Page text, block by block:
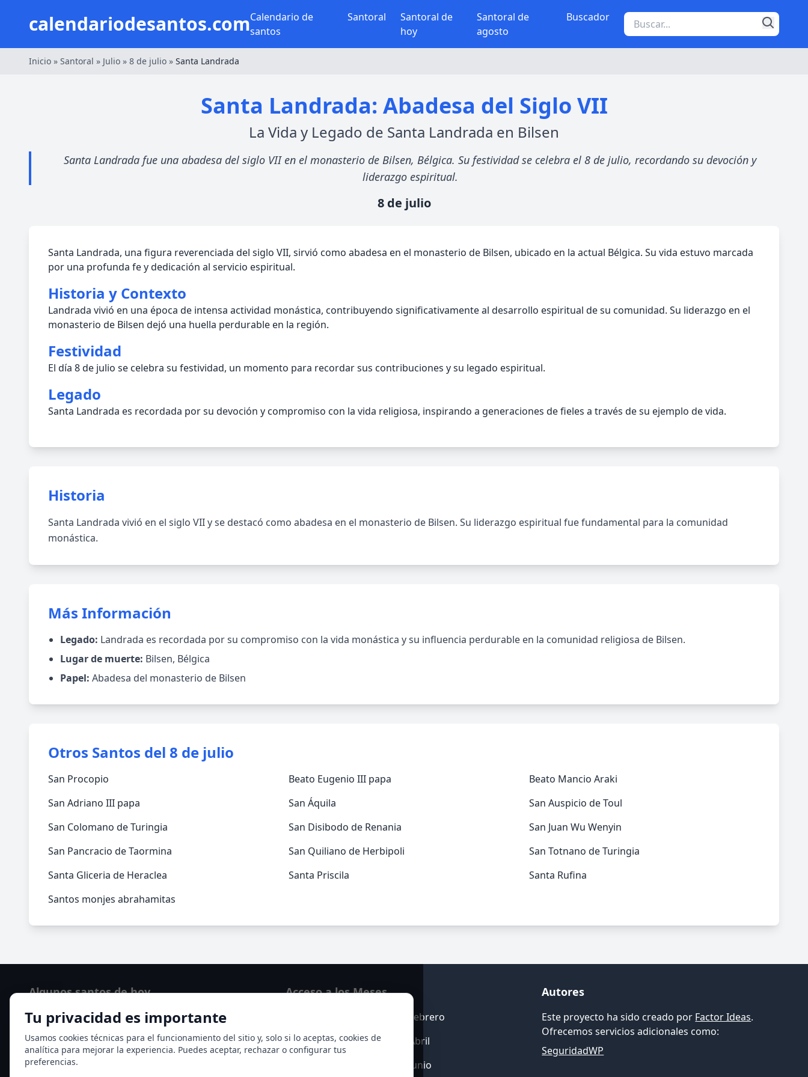
calendariodesantos.comCalendario de
santos
Santoral
Santoral de
hoy
Santoral de
agosto
Buscador
Inicio » Santoral » Julio » 8 de julio » Santa Landrada
Santa Landrada: Abadesa del Siglo VII
La Vida y Legado de Santa Landrada en Bilsen
Santa Landrada fue una abadesa del siglo VII en el monasterio de Bilsen, Bélgica. Su festividad se celebra el 8 de julio, recordando su devoción y
liderazgo espiritual.
8 de julio
Santa Landrada, una figura reverenciada del siglo VII, sirvió como abadesa en el monasterio de Bilsen, ubicado en la actual Bélgica. Su vida estuvo marcada
por una profunda fe y dedicación al servicio espiritual.
Historia y Contexto
Landrada vivió en una época de intensa actividad monástica, contribuyendo significativamente al desarrollo espiritual de su comunidad. Su liderazgo en el
monasterio de Bilsen dejó una huella perdurable en la región.
Festividad
El día 8 de julio se celebra su festividad, un momento para recordar sus contribuciones y su legado espiritual.
Legado
Santa Landrada es recordada por su devoción y compromiso con la vida religiosa, inspirando a generaciones de fieles a través de su ejemplo de vida.
Historia
Santa Landrada vivió en el siglo VII y se destacó como abadesa en el monasterio de Bilsen. Su liderazgo espiritual fue fundamental para la comunidad
monástica.
Más Información
Legado: Landrada es recordada por su compromiso con la vida monástica y su influencia perdurable en la comunidad religiosa de Bilsen.
Lugar de muerte: Bilsen, Bélgica
Papel: Abadesa del monasterio de Bilsen
Otros Santos del 8 de julio
San Procopio Beato Eugenio III papa
Beato Mancio Araki
San Adriano III papa
San Áquila
San Auspicio de Toul
San Colomano de Turingia
San Disibodo de Renania
San Juan Wu Wenyin
San Pancracio de Taormina
San Quiliano de Herbipoli
San Totnano de Turingia
Santa Gliceria de Heraclea
Santa Priscila
Santa Rufina
Santos monjes abrahamitas
Tu privacidad es importante
Usamos cookies técnicas para el funcionamiento del sitio y, solo si lo aceptas, cookies de
analítica para mejorar la experiencia. Puedes aceptar, rechazar o configurar tus
preferencias.
Algunos santos de hoy
San Hormisda papa
Ver todos los santos de hoy
Acceso a los Meses
Febrero
Marzo
Abril
Junio
Autores
Este proyecto ha sido creado por Factor Ideas.
Ofrecemos servicios adicionales como:
SeguridadWP